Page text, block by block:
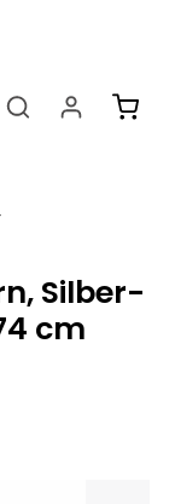
Silber-
cm